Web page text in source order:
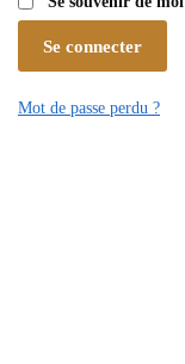
Se connecter
Mot de passe perdu ?